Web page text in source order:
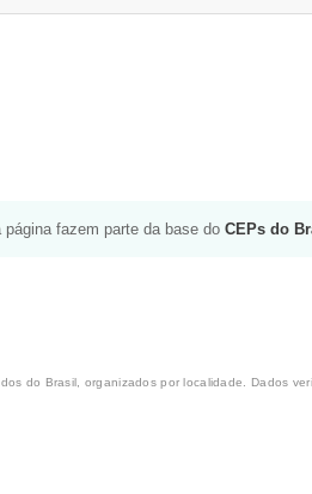
fazem parte da base do CEPs do
do Brasil, organizados por localidade. Dados